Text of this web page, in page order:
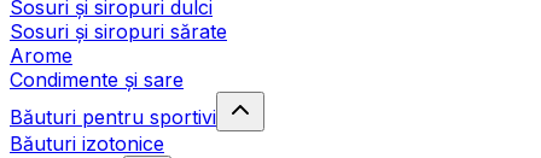
Sosuri și siropuri dulci
Sosuri și siropuri sărate
Arome
Condimente și sare
Băuturi pentru sportivi
Băuturi izotonice